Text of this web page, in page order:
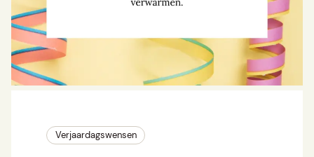
Verjaardagswensen